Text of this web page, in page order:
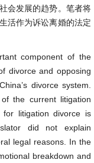
会发展的趋势。笔者将
活作为诉讼离婚的法定
component of the
divorce and opposing
divorce system.
the current litigation
litigation divorce is
did not explain
legal reasons. In the
breakdown and